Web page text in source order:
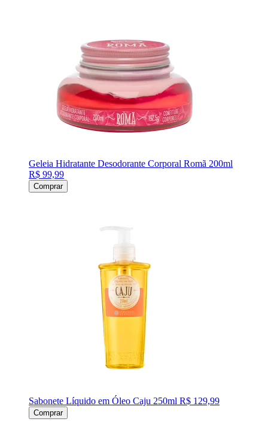
Geleia Hidratante Desodorante Corporal Romã 200ml
R$ 99,99
Comprar
Sabonete Líquido em Óleo Caju 250ml R$ 129,99
Comprar